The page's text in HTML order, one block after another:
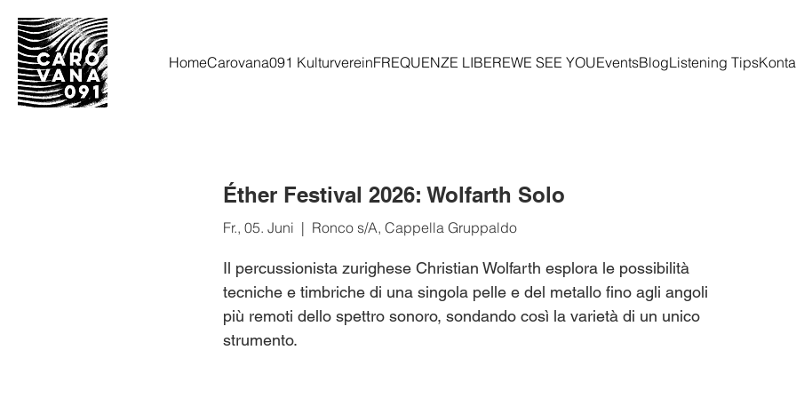
HomeCarovana091 KulturvereinFREQUENZE LIBEREWE SEE YOUEventsBlogListening Tips
Éther Festival 2026: Wolfarth Solo
Fr., 05. Juni
  |
Ronco s/A, Cappella Gruppaldo
Il percussionista zurighese Christian Wolfarth esplora le possibilità
tecniche e timbriche di una singola pelle e del metallo fino agli angoli
più remoti dello spettro sonoro, sondando così la varietà di un unico
strumento.